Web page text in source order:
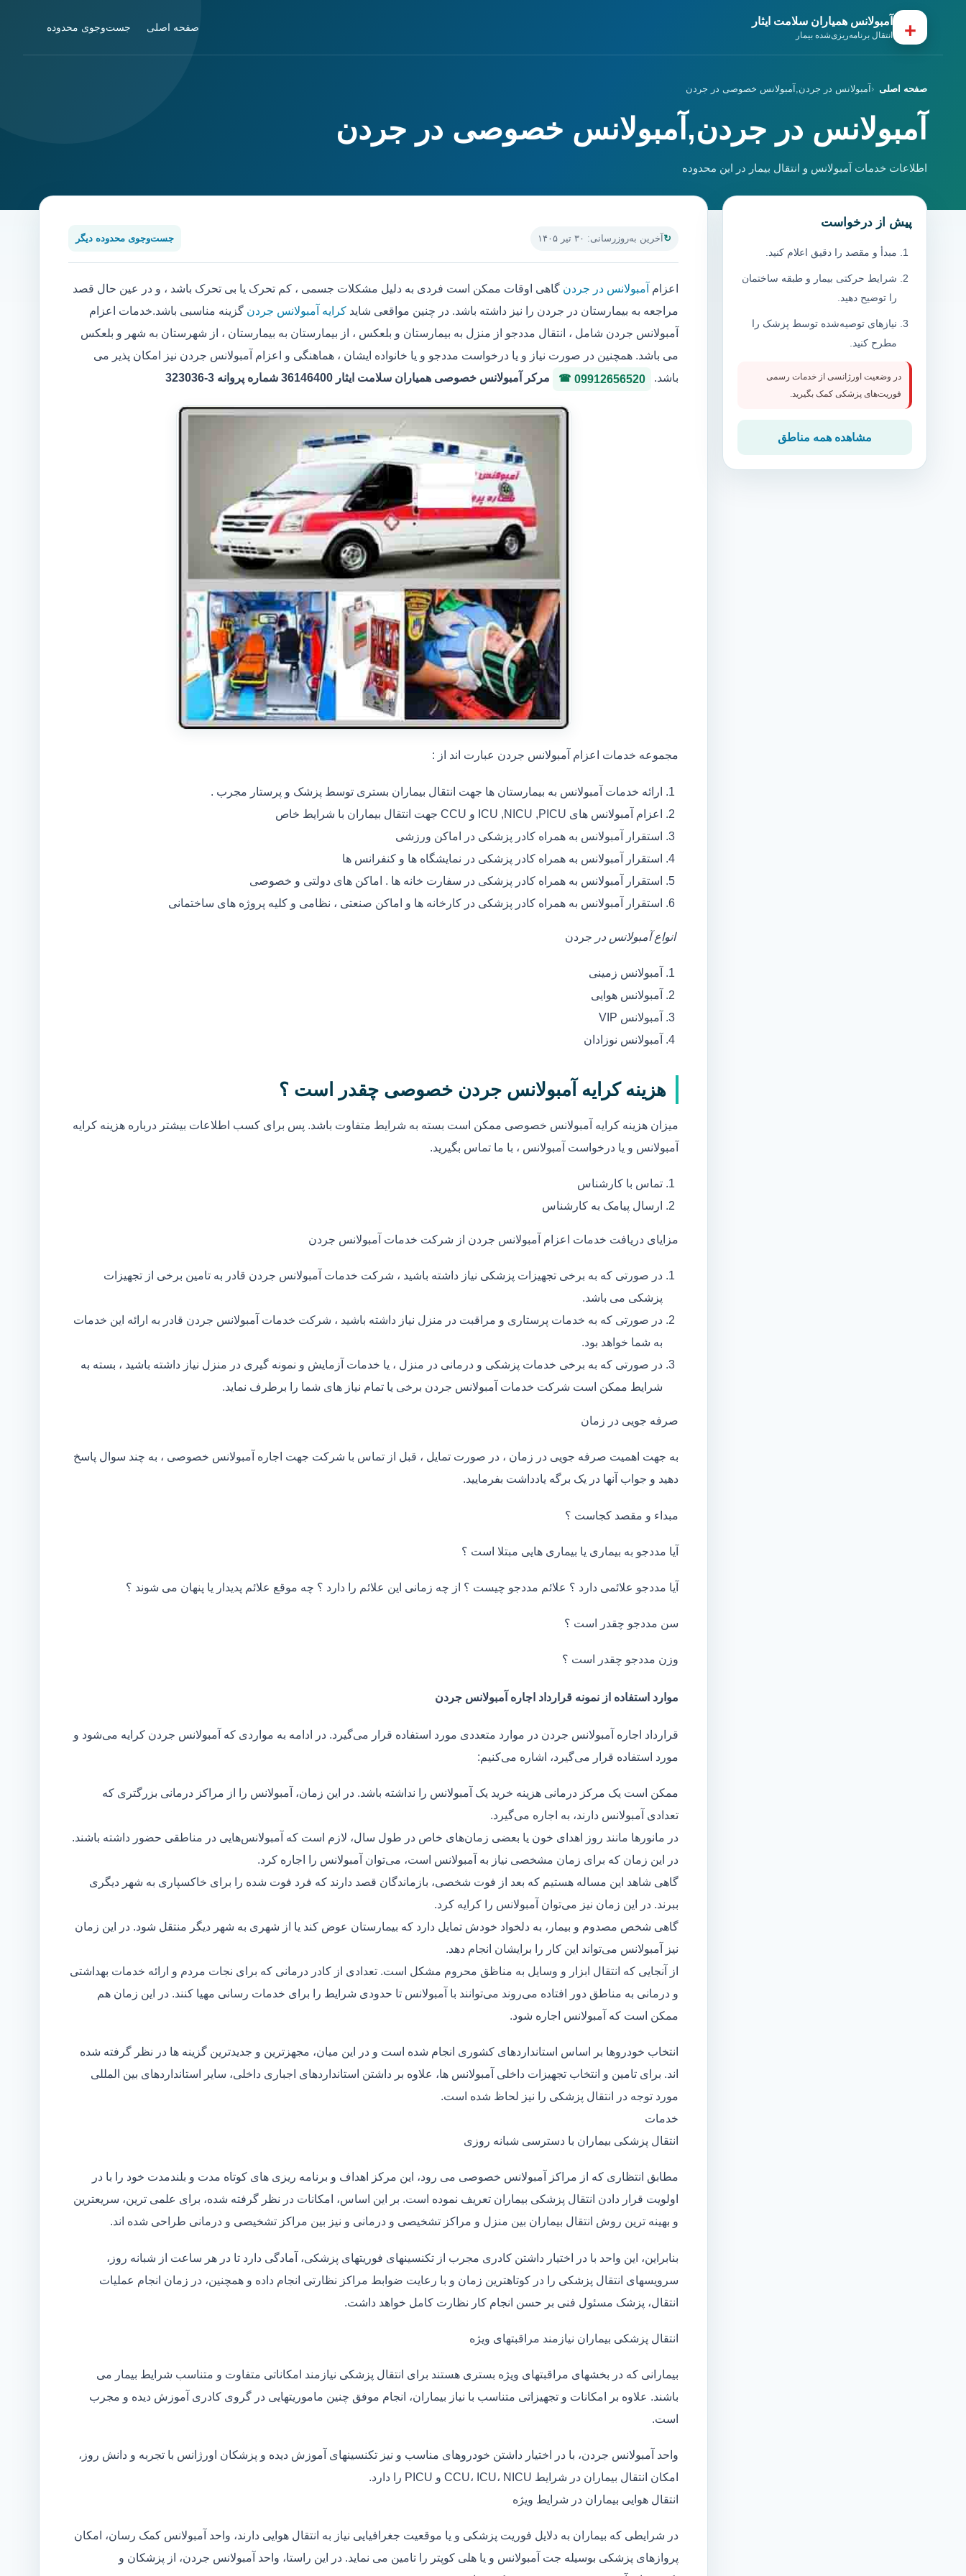
+ آمبولانس همیاران سلامت ایثار
انتقال برنامه‌ریزی‌شده بیمار
صفحه اصلی جست‌وجوی محدوده
صفحه اصلی آمبولانس در جردن,آمبولانس خصوصی در جردن
آمبولانس در جردن,آمبولانس خصوصی در جردن
اطلاعات خدمات آمبولانس و انتقال بیمار در این محدوده
آخرین به‌روزرسانی: ۳۰ تیر ۱۴۰۵ جست‌وجوی محدوده دیگر
اعزام آمبولانس در جردن گاهی اوقات ممکن است فردی به دلیل مشکلات جسمی ، کم تحرک یا بی تحرک باشد ، و در عین حال قصد
مراجعه به بیمارستان در جردن را نیز داشته باشد. در چنین مواقعی شاید کرایه آمبولانس جردن گزینه مناسبی باشد.خدمات اعزام
آمبولانس جردن شامل ، انتقال مددجو از منزل به بیمارستان و بلعکس ، از بیمارستان به بیمارستان ، از شهرستان به شهر و بلعکس
می باشد. همچنین در صورت نیاز و یا درخواست مددجو و یا خانواده ایشان ، هماهنگی و اعزام آمبولانس جردن نیز امکان پذیر می
باشد.
09912656520 مرکر آمبولانس خصوصی همیاران سلامت ایثار 36146400 شماره پروانه 3-323036
مجموعه خدمات اعزام آمبولانس جردن عبارت اند از :
ارائه خدمات آمبولانس به بیمارستان ها جهت انتقال بیماران بستری توسط پزشک و پرستار مجرب .
اعزام آمبولانس های ICU ,NICU ,PICU و CCU جهت انتقال بیماران با شرایط خاص
استقرار آمبولانس به همراه کادر پزشکی در اماکن ورزشی
استقرار آمبولانس به همراه کادر پزشکی در نمایشگاه ها و کنفرانس ها
استقرار آمبولانس به همراه کادر پزشکی در سفارت خانه ها . اماکن های دولتی و خصوصی
استقرار آمبولانس به همراه کادر پزشکی در کارخانه ها و اماکن صنعتی ، نظامی و کلیه پروژه های ساختمانی
انواع آمبولانس در جردن
آمبولانس زمینی
آمبولانس هوایی
آمبولانس VIP
آمبولانس نوزادان
هزینه کرایه آمبولانس جردن خصوصی چقدر است ؟
میزان هزینه کرایه آمبولانس خصوصی ممکن است بسته به شرایط متفاوت باشد. پس برای کسب اطلاعات بیشتر درباره هزینه کرایه
آمبولانس و یا درخواست آمبولانس ، با ما تماس بگیرید.
تماس با کارشناس
ارسال پیامک به کارشناس
مزایای دریافت خدمات اعزام آمبولانس جردن از شرکت خدمات آمبولانس جردن
در صورتی که به برخی تجهیزات پزشکی نیاز داشته باشید ، شرکت خدمات آمبولانس جردن قادر به تامین برخی از تجهیزات
پزشکی می باشد.
در صورتی که به خدمات پرستاری و مراقبت در منزل نیاز داشته باشید ، شرکت خدمات آمبولانس جردن قادر به ارائه این خدمات
به شما خواهد بود.
در صورتی که به برخی خدمات پزشکی و درمانی در منزل ، یا خدمات آزمایش و نمونه گیری در منزل نیاز داشته باشید ، بسته به
شرایط ممکن است شرکت خدمات آمبولانس جردن برخی یا تمام نیاز های شما را برطرف نماید.
صرفه جویی در زمان
به جهت اهمیت صرفه جویی در زمان ، در صورت تمایل ، قبل از تماس با شرکت جهت اجاره آمبولانس خصوصی ، به چند سوال پاسخ
دهید و جواب آنها در یک برگه یادداشت بفرمایید.
مبداء و مقصد کجاست ؟
آیا مددجو به بیماری یا بیماری هایی مبتلا است ؟
آیا مددجو علائمی دارد ؟ علائم مددجو چیست ؟ از چه زمانی این علائم را دارد ؟ چه موقع علائم پدیدار یا پنهان می شوند ؟
سن مددجو چقدر است ؟
وزن مددجو چقدر است ؟
موارد استفاده از نمونه قرارداد اجاره آمبولانس جردن
قرارداد اجاره آمبولانس جردن در موارد متعددی مورد استفاده قرار می‌گیرد. در ادامه به مواردی که آمبولانس جردن کرایه می‌شود و
مورد استفاده قرار می‌گیرد، اشاره می‌کنیم:
ممکن است یک مرکز درمانی هزینه خرید یک آمبولانس را نداشته باشد. در این زمان، آمبولانس را از مراکز درمانی بزرگتری که
تعدادی آمبولانس دارند، به اجاره می‌گیرد.
در مانور‌ها مانند روز اهدای خون یا بعضی زمان‌های خاص در طول سال، لازم است که آمبولانس‌هایی در مناطقی حضور داشته باشند.
در این زمان که برای زمان مشخصی نیاز به آمبولانس است، می‌توان آمبولانس را اجاره کرد.
گاهی شاهد این مساله هستیم که بعد از فوت شخصی، بازماندگان قصد دارند که فرد فوت شده را برای خاکسپاری به شهر دیگری
ببرند. در این زمان نیز می‌توان آمبولانس را کرایه کرد.
گاهی شخص مصدوم و بیمار، به دلخواد خودش تمایل دارد که بیمارستان عوض کند یا از شهری به شهر دیگر منتقل شود. در این زمان
نیز آمبولانس می‌تواند این کار را برایشان انجام دهد.
از آنجایی که انتقال ابزار و وسایل به مناظق محروم مشکل است. تعدادی از کادر درمانی که برای نجات مردم و ارائه خدمات بهداشتی
و درمانی به مناطق دور افتاده می‌روند می‌توانند با آمبولانس تا حدودی شرایط را برای خدمات رسانی مهیا کنند. در این زمان هم
ممکن است که آمبولانس اجاره شود.
انتخاب خودروها بر اساس استانداردهای کشوری انجام شده است و در این میان، مجهزترین و جدیدترین گزینه ها در نظر گرفته شده
اند. برای تامین و انتخاب تجهیزات داخلی آمبولانس ها، علاوه بر داشتن استانداردهای اجباری داخلی، سایر استانداردهای بین المللی
مورد توجه در انتقال پزشکی را نیز لحاظ شده است.
خدمات
انتقال پزشکی بیماران با دسترسی شبانه روزی
مطابق انتظاری که از مراکز آمبولانس خصوصی می رود، این مرکز اهداف و برنامه ریزی های کوتاه مدت و بلندمدت خود را با در
اولویت قرار دادن انتقال پزشکی بیماران تعریف نموده است. بر این اساس، امکانات در نظر گرفته شده، برای علمی ترین، سریعترین
و بهینه ترین روش انتقال بیماران بین منزل و مراکز تشخیصی و درمانی و نیز بین مراکز تشخیصی و درمانی طراحی شده اند.
بنابراین، این واحد با در اختیار داشتن کادری مجرب از تکنسینهای فوریتهای پزشکی، آمادگی دارد تا در هر ساعت از شبانه روز،
سرویسهای انتقال پزشکی را در کوتاهترین زمان و با رعایت ضوابط مراکز نظارتی انجام داده و همچنین، در زمان انجام عملیات
انتقال، پزشک مسئول فنی بر حسن انجام کار نظارت کامل خواهد داشت.
انتقال پزشکی بیماران نیازمند مراقبتهای ویژه
بیمارانی که در بخشهای مراقبتهای ویژه بستری هستند برای انتقال پزشکی نیازمند امکاناتی متفاوت و متناسب شرایط بیمار می
باشند. علاوه بر امکانات و تجهیزاتی متناسب با نیاز بیماران، انجام موفق چنین ماموریتهایی در گروی کادری آموزش دیده و مجرب
است.
واحد آمبولانس جردن، با در اختیار داشتن خودروهای مناسب و نیز تکنسینهای آموزش دیده و پزشکان اورژانس با تجربه و دانش روز،
امکان انتقال بیماران در شرایط CCU، ICU، NICU و PICU را دارد.
انتقال هوایی بیماران در شرایط ویژه
در شرایطی که بیماران به دلایل فوریت پزشکی و یا موقعیت جغرافیایی نیاز به انتقال هوایی دارند، واحد آمبولانس کمک رسان، امکان
پروازهای پزشکی بوسیله جت آمبولانس و یا هلی کوپتر را تامین می نماید. در این راستا، واحد آمبولانس جردن، از پزشکان و
پیش از درخواست
مبدأ و مقصد را دقیق اعلام کنید.
شرایط حرکتی بیمار و طبقه ساختمان
را توضیح دهید.
نیازهای توصیه‌شده توسط پزشک را
مطرح کنید.
در وضعیت اورژانسی از خدمات رسمی
فوریت‌های پزشکی کمک بگیرید.
مشاهده همه مناطق